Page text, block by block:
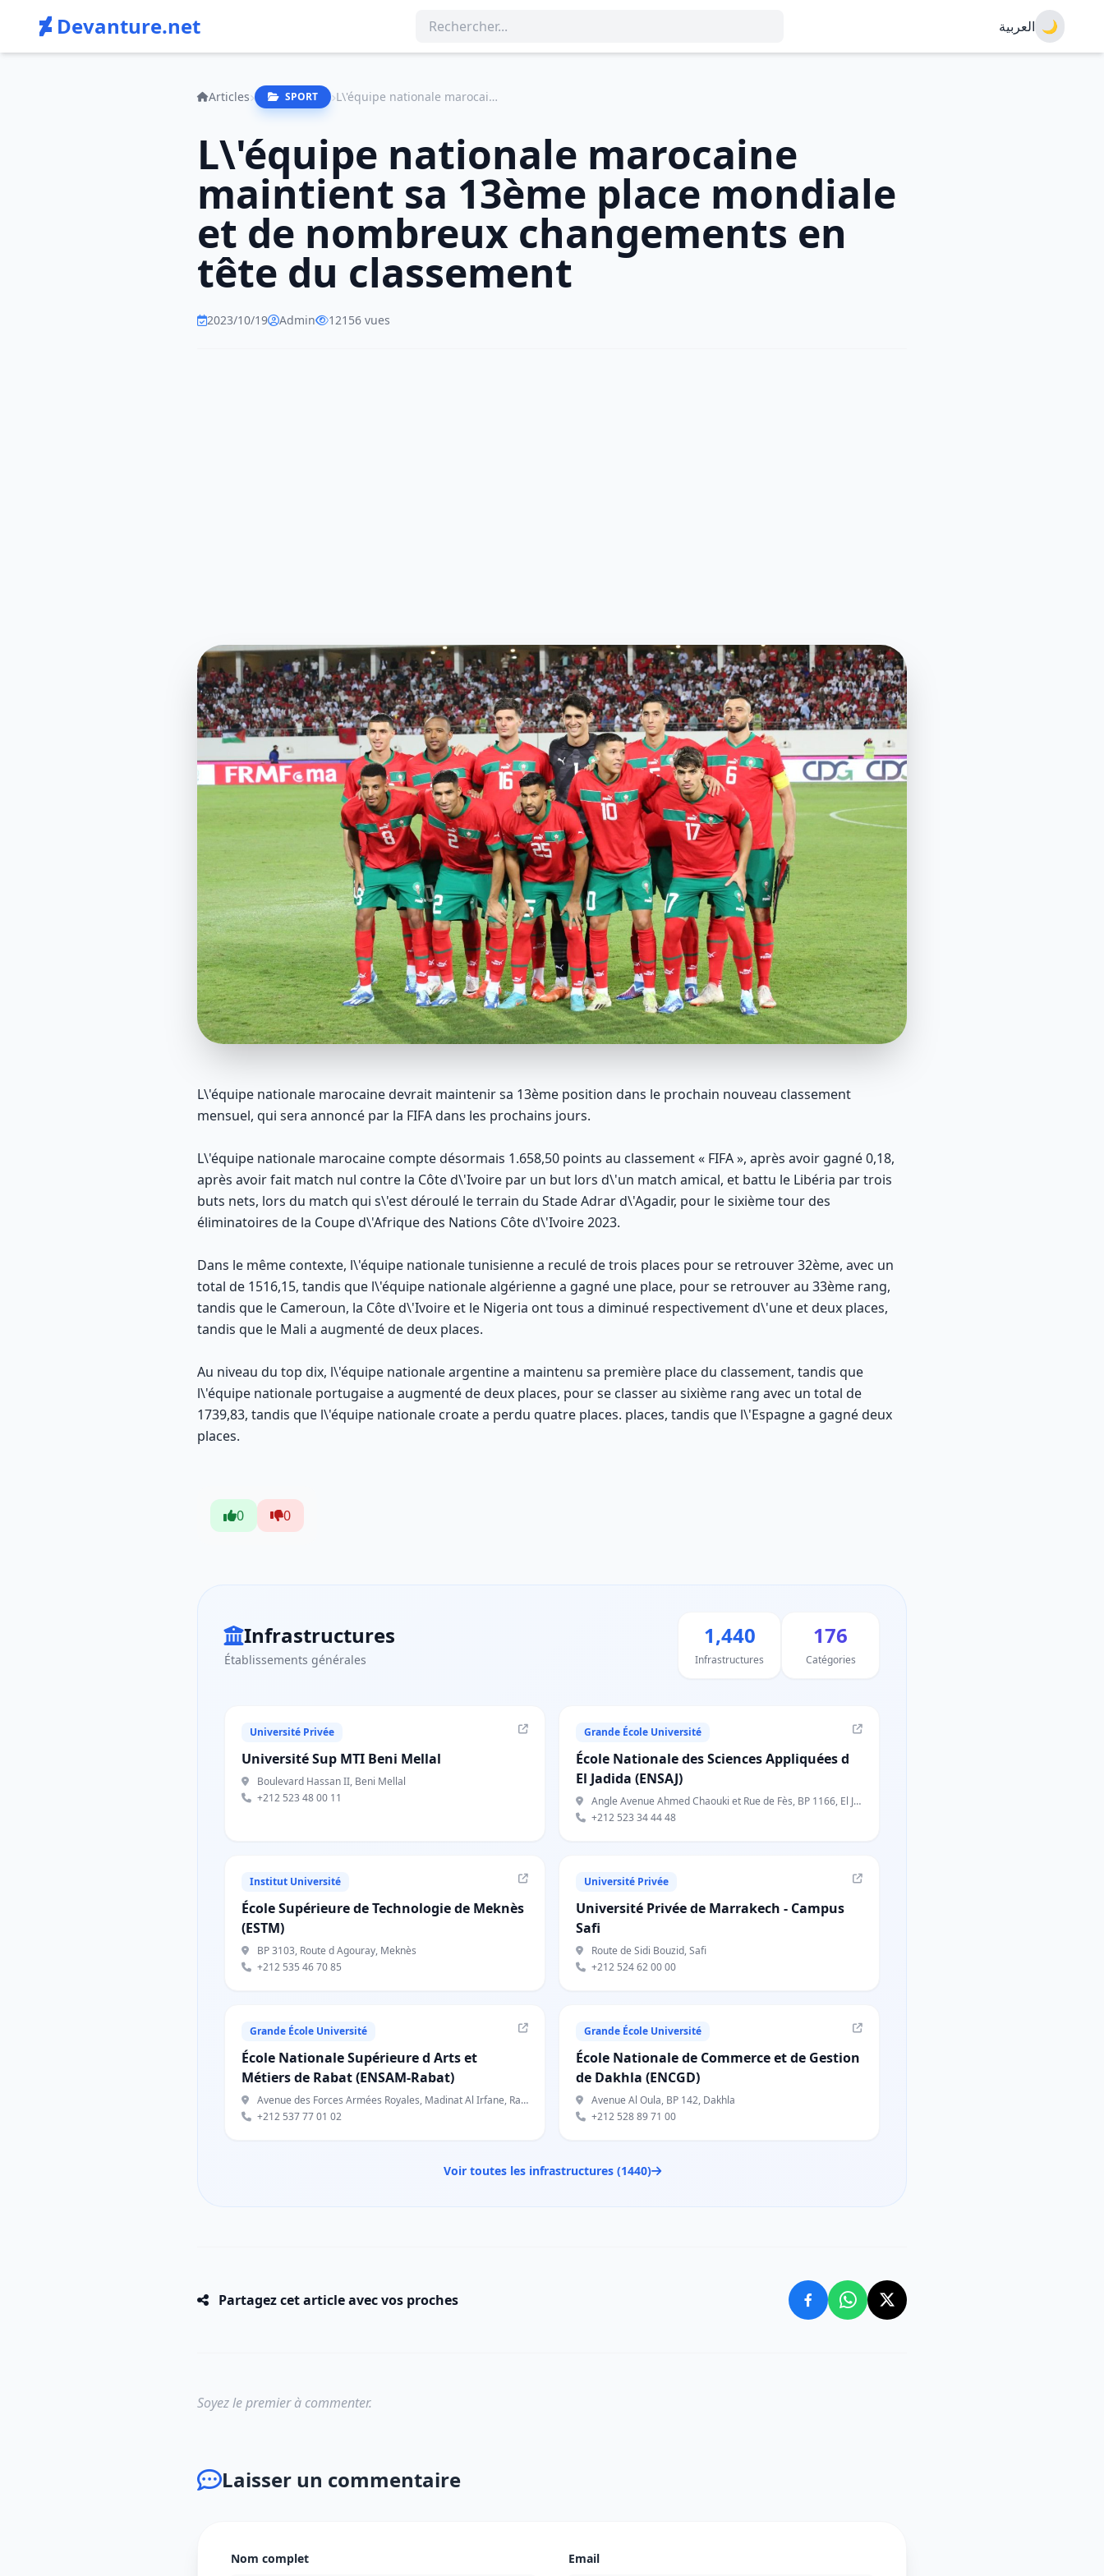
Devanture.net العربية 🌙
Articles SPORT L\'équipe nationale marocaine maintient sa 13ème place mondiale et de nombreux changements en tête du classement
L\'équipe nationale marocaine
maintient sa 13ème place mondiale
et de nombreux changements en
tête du classement
2023/10/19 Admin 12156 vues
L\'équipe nationale marocaine devrait maintenir sa 13ème position dans le prochain nouveau classement
mensuel, qui sera annoncé par la FIFA dans les prochains jours.
L\'équipe nationale marocaine compte désormais 1.658,50 points au classement « FIFA », après avoir gagné 0,18,
après avoir fait match nul contre la Côte d\'Ivoire par un but lors d\'un match amical, et battu le Libéria par trois
buts nets, lors du match qui s\'est déroulé le terrain du Stade Adrar d\'Agadir, pour le sixième tour des
éliminatoires de la Coupe d\'Afrique des Nations Côte d\'Ivoire 2023.
Dans le même contexte, l\'équipe nationale tunisienne a reculé de trois places pour se retrouver 32ème, avec un
total de 1516,15, tandis que l\'équipe nationale algérienne a gagné une place, pour se retrouver au 33ème rang,
tandis que le Cameroun, la Côte d\'Ivoire et le Nigeria ont tous a diminué respectivement d\'une et deux places,
tandis que le Mali a augmenté de deux places.
Au niveau du top dix, l\'équipe nationale argentine a maintenu sa première place du classement, tandis que
l\'équipe nationale portugaise a augmenté de deux places, pour se classer au sixième rang avec un total de
1739,83, tandis que l\'équipe nationale croate a perdu quatre places. places, tandis que l\'Espagne a gagné deux
places.
0 0
Infrastructures
Établissements générales
1,440
Infrastructures
176
Catégories
Université Privée
Université Sup MTI Beni Mellal
Boulevard Hassan II, Beni Mellal
+212 523 48 00 11
Grande École Université
École Nationale des Sciences Appliquées d
El Jadida (ENSAJ)
Angle Avenue Ahmed Chaouki et Rue de Fès, BP 1166, El Jadida
+212 523 34 44 48
Institut Université
École Supérieure de Technologie de Meknès
(ESTM)
BP 3103, Route d Agouray, Meknès
+212 535 46 70 85
Université Privée
Université Privée de Marrakech - Campus
Safi
Route de Sidi Bouzid, Safi
+212 524 62 00 00
Grande École Université
École Nationale Supérieure d Arts et
Métiers de Rabat (ENSAM-Rabat)
Avenue des Forces Armées Royales, Madinat Al Irfane, Rabat
+212 537 77 01 02
Grande École Université
École Nationale de Commerce et de Gestion
de Dakhla (ENCGD)
Avenue Al Oula, BP 142, Dakhla
+212 528 89 71 00
Voir toutes les infrastructures (1440)
Partagez cet article avec vos proches
Soyez le premier à commenter.
Laisser un commentaire
Nom complet Email